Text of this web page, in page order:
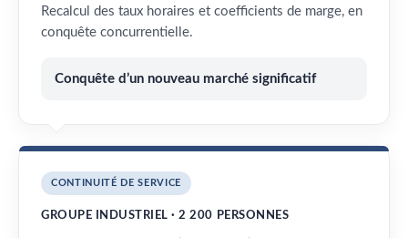
Recalcul des taux horaires et coefficients de marge, en
conquête concurrentielle.
Conquête d’un nouveau marché significatif
CONTINUITÉ DE SERVICE
GROUPE INDUSTRIEL · 2 200 PERSONNES